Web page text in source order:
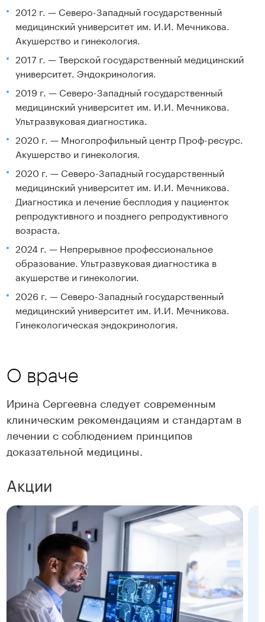
2012 г. — Северо-Западный государственный
медицинский университет им. И.И. Мечникова.
Акушерство и гинекология.
2017 г. — Тверской государственный медицинский
университет. Эндокринология.
2019 г. — Северо-Западный государственный
медицинский университет им. И.И. Мечникова.
Ультразвуковая диагностика.
2020 г. — Многопрофильный центр Проф-ресурс.
Акушерство и гинекология.
2020 г. — Северо-Западный государственный
медицинский университет им. И.И. Мечникова.
Диагностика и лечение бесплодия у пациенток
репродуктивного и позднего репродуктивного
возраста.
2024 г. — Непрерывное профессиональное
образование. Ультразвуковая диагностика в
акушерстве и гинекологии.
2026 г. — Северо-Западный государственный
медицинский университет им. И.И. Мечникова.
Гинекологическая эндокринология.
О враче
Ирина Сергеевна следует современным
клиническим рекомендациям и стандартам в
лечении с соблюдением принципов
доказательной медицины.
Акции